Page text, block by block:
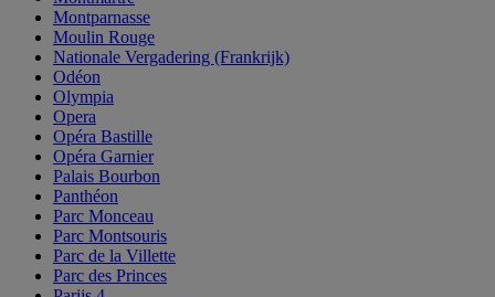
Montparnasse
Moulin Rouge
Nationale Vergadering (Frankrijk)
Odéon
Olympia
Opera
Opéra Bastille
Opéra Garnier
Palais Bourbon
Panthéon
Parc Monceau
Parc Montsouris
Parc de la Villette
Parc des Princes